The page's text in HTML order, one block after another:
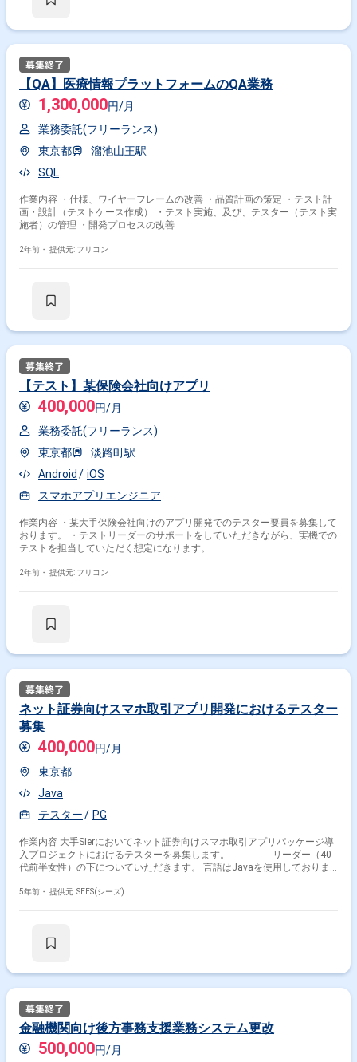
【QA】医療情報プラットフォームのQA業務
1,300,000円/月
業務委託(フリーランス)
東京都
溜池山王駅
SQL
作業内容 ・仕様、ワイヤーフレームの改善 ・品質計画の策定 ・テスト計
画・設計（テストケース作成） ・テスト実施、及び、テスター（テスト実
施者）の管理 ・開発プロセスの改善
2年前・ 提供元: フリコン
【テスト】某保険会社向けアプリ
400,000円/月
業務委託(フリーランス)
東京都
淡路町駅
Android
iOS
スマホアプリエンジニア
作業内容 ・某大手保険会社向けのアプリ開発でのテスター要員を募集して
おります。 ・テストリーダーのサポートをしていただきながら、実機での
テストを担当していただく想定になります。
2年前・ 提供元: フリコン
ネット証券向けスマホ取引アプリ開発におけるテスター
募集
400,000円/月
東京都
Java
テスター
PG
作業内容 大手Sierにおいてネット証券向けスマホ取引アプリパッケージ導
入プロジェクトにおけるテスターを募集します。 リーダー（40
代前半女性）の下についていただきます。 言語はJavaを使用しておりま
5年前・ 提供元: SEES(シーズ)
金融機関向け後方事務支援業務システム更改
500,000円/月